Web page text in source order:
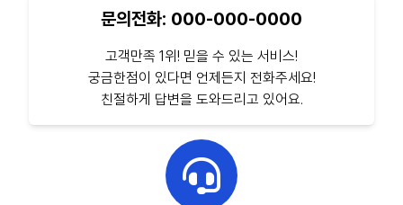
문의전화: 000-000-0000
고객만족 1위! 믿을 수 있는 서비스!
궁금한점이 있다면 언제든지 전화주세요!
친절하게 답변을 도와드리고 있어요.